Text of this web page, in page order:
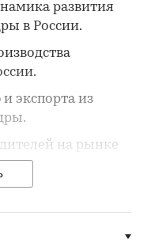
развития
в России.
экспорта из
на рынке
и
(в ближайшие